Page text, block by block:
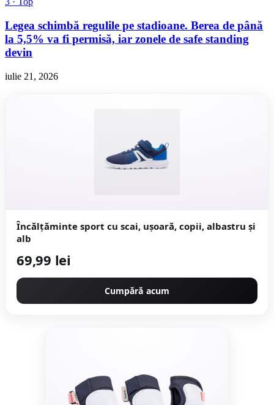
Legea schimbă regulile pe stadioane. Berea de până
la 5,5% va fi permisă, iar zonele de safe standing
devin
iulie 21, 2026
Încălțăminte sport cu scai, ușoară, copii, albastru și
alb
69,99 lei
Cumpără acum